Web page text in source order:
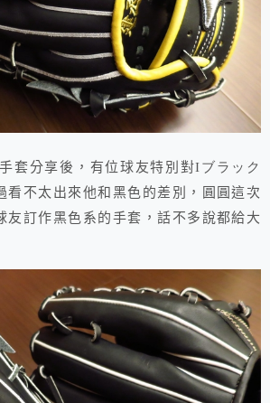
分享後，有位球友特別對Iブラック
看不太出來他和黑色的差別，圓圓這次
友訂作黑色系的手套，話不多說都給大